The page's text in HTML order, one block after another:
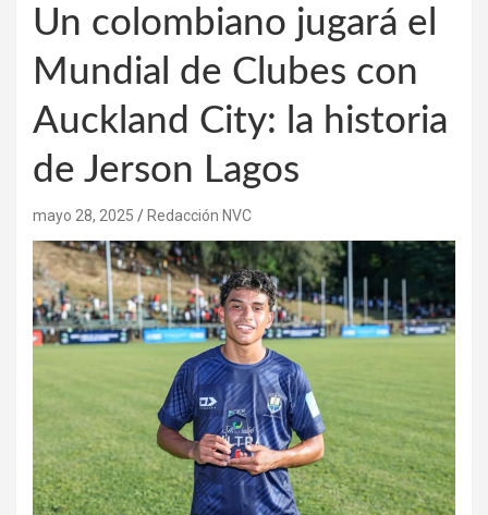
Un colombiano jugará el
Mundial de Clubes con
Auckland City: la historia
de Jerson Lagos
mayo 28, 2025 Redacción NVC